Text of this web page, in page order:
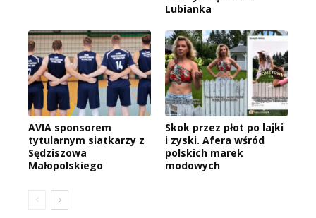
Lubianka
AVIA sponsorem
tytularnym siatkarzy z
Sędziszowa
Małopolskiego
Skok przez płot po lajki
i zyski. Afera wśród
polskich marek
modowych